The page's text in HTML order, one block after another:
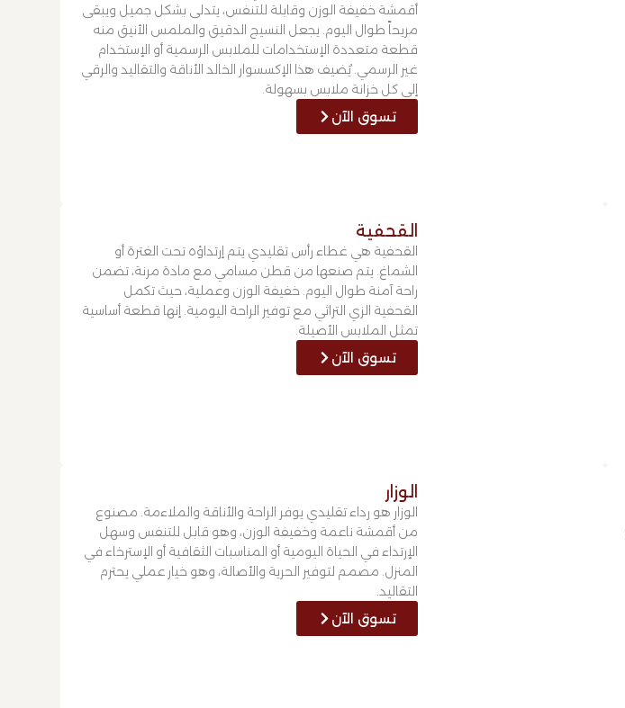
أقمشة خفيفة الوزن وقابلة للتنفس، يتدلى بشكل جميل ويبقى
مريحاً طوال اليوم. يجعل النسيج الدقيق والملمس الأنيق منه
قطعة متعددة الإستخدامات للملابس الرسمية أو الإستخدام
غير الرسمي. يُضيف هذا الإكسسوار الخالد الأناقة والتقاليد والرقي
إلى كل خزانة ملابس بسهولة.
تسوق الآن
القحفية
القحفية هي غطاء رأس تقليدي يتم إرتداؤه تحت الغترة أو
الشماغ. يتم صنعها من قطن مسامي مع مادة مرنة، تضمن
راحة آمنة طوال اليوم. خفيفة الوزن وعملية، حيث تكمل
القحفية الزي التراثي مع توفير الراحة اليومية. إنها قطعة أساسية
تمثل الملابس الأصيلة.
تسوق الآن
الوزار
الوزار هو رداء تقليدي يوفر الراحة والأناقة والملاءمة. مصنوع
من أقمشة ناعمة وخفيفة الوزن، وهو قابل للتنفس وسهل
الإرتداء في الحياة اليومية أو المناسبات الثقافية أو الإسترخاء في
المنزل. مصمم لتوفير الحرية والأصالة، وهو خيار عملي يحترم
التقاليد.
تسوق الآن